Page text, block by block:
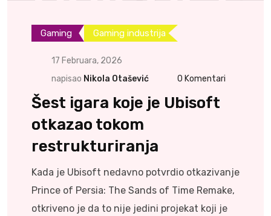
Gaming Gaming industrija
17 Februara, 2026
napisao Nikola Otašević 0 Komentari
Šest igara koje je Ubisoft
otkazao tokom
restrukturiranja
Kada je Ubisoft nedavno potvrdio otkazivanje
Prince of Persia: The Sands of Time Remake,
otkriveno je da to nije jedini projekat koji je